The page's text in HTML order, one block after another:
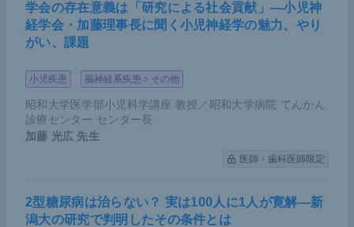
学会の存在意義は「研究による社会貢献」―小児神
経学会・加藤理事長に聞く小児神経学の魅力、やり
がい、課題
小児疾患 脳神経系疾患＞その他
昭和大学医学部小児科学講座 教授／昭和大学病院 てんかん
診療センター センター長
加藤 光広 先生
医師・歯科医師限定
2型糖尿病は治らない？ 実は100人に1人が寛解―新
潟大の研究で判明したその条件とは